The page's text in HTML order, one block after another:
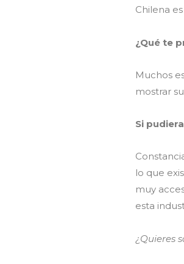
Chilena
¿Qué te
Muchos
mostrar
Si
lo que
muy
esta
¿Quieres